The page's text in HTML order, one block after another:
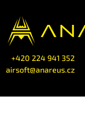
+420 224 941 352
airsoft@anareus.cz